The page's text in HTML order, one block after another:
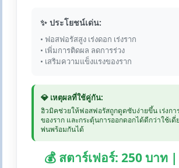
✨ ประโยชน์เด่น:
• ฟอสฟอรัสสูง เร่งดอก เร่งราก
• เพิ่มการติดผล ลดการร่วง
• เสริมความแข็งแรงของราก
💎 เหตุผลที่ใช้คู่กัน:
ฮิวมิคช่วยให้ฟอสฟอรัสถูกดูดซับง่ายขึ้น เร่งกา
ของราก และกระตุ้นการออกดอกได้ดีกว่าใช้เ
พ่นพร้อมกันได้
💰 สตาร์เฟอร์: 250 บาท